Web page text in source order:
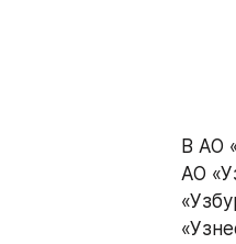
В АО
АО